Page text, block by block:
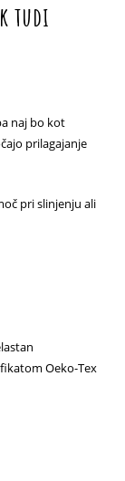
tudi
naj bo kot
prilagajanje
pri slinjenju ali
Oeko-Tex